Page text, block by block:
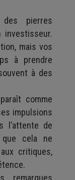
pierres
investisseur.
mais vos
à prendre
à des
comme
impulsions
l’attente de
cela ne
critiques,
remarques